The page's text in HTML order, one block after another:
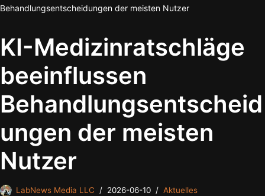
Behandlungsentscheidungen der meisten Nutzer
KI-Medizinratschläge
beeinflussen
Behandlungsentscheid
ungen der meisten
Nutzer
LabNews Media LLC 2026-06-10 Aktuelles